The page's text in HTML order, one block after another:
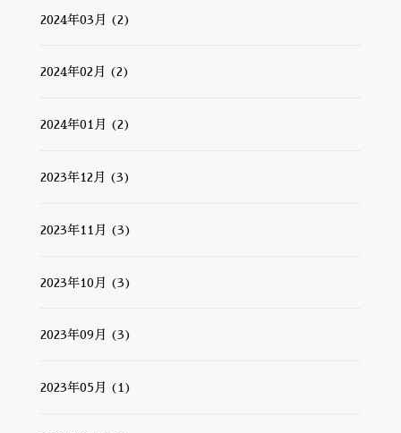
2024年03月 (2)
2024年02月 (2)
2024年01月 (2)
2023年12月 (3)
2023年11月 (3)
2023年10月 (3)
2023年09月 (3)
2023年05月 (1)